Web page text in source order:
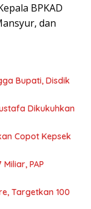
BPKAD
dan
Bupati, Disdik
Dikukuhkan
Copot Kepsek
PAP
Targetkan 100